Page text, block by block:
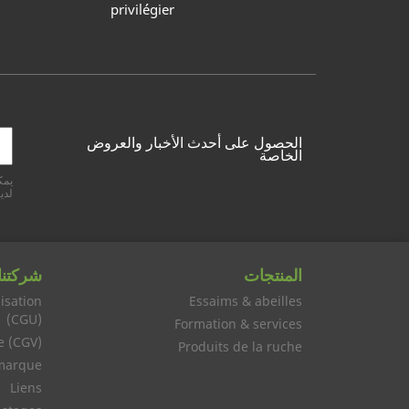
privilégier
الحصول على أحدث الأخبار والعروض
الخاصة
المنتجات
Essaims & abeilles
Formation & services
Produits de la ruche
(CGU)
(CGV)
Liens